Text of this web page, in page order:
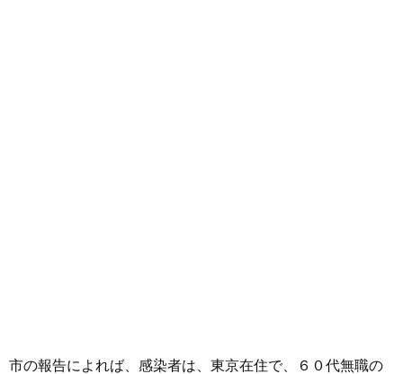
市の報告によれば、感染者は、東京在住で、６０代無職の